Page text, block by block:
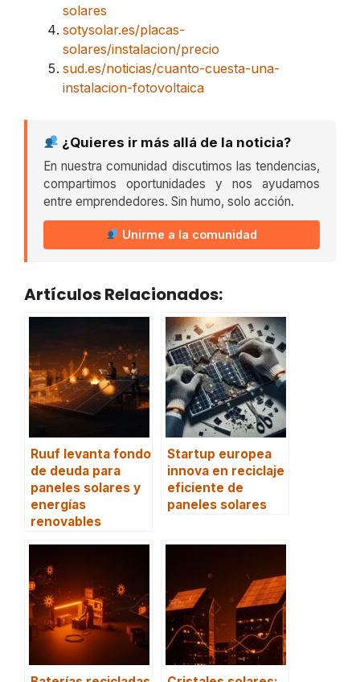
solares
sotysolar.es/placas-
solares/instalacion/precio
sud.es/noticias/cuanto-cuesta-una-
instalacion-fotovoltaica
¿Quieres ir más allá de la noticia?
En nuestra comunidad discutimos las tendencias,
compartimos oportunidades y nos ayudamos
entre emprendedores. Sin humo, solo acción.
Unirme a la comunidad
Artículos Relacionados:
Ruuf levanta fondo
de deuda para
paneles solares y
energías
renovables
Startup europea
innova en reciclaje
eficiente de
paneles solares